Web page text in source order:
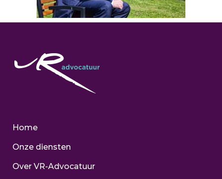
Home
Onze diensten
Over VR-Advocatuur